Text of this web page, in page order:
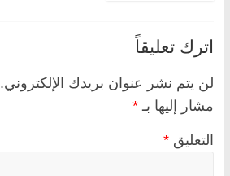
اترك تعليقاً
لن يتم نشر عنوان بريدك الإلكتروني.
مشار إليها بـ *
التعليق *